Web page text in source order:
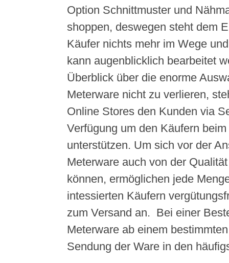
Option Schnittmuster und
shoppen, deswegen steht dem
Käufer nichts mehr im Wege
kann augenblicklich bearbeitet
Überblick über die enorme
Meterware nicht zu verlieren,
Online Stores den Kunden via
Verfügung um den Käufern beim
unterstützen. Um sich vor der
Meterware auch von der
können, ermöglichen jede
intessierten Käufern
zum Versand an. Bei einer
Meterware ab einem
Sendung der Ware in den